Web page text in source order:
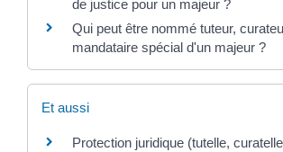
de justice pour un majeur ?
Qui peut être nommé tuteur,
mandataire spécial d'un majeur ?
Et aussi
Protection juridique (tutelle,